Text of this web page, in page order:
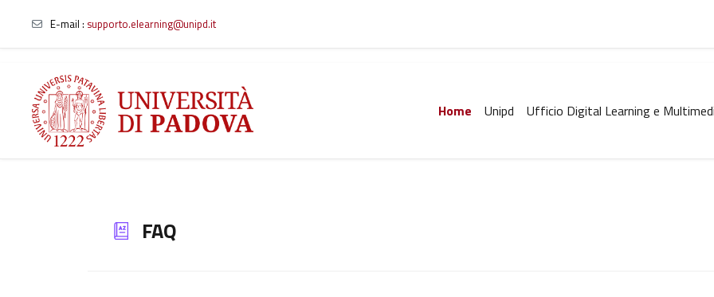
Vai al contenuto principale
E-mail : supporto.elearning@unipd.it
Home Unipd Ufficio Digital Learning e
FAQ